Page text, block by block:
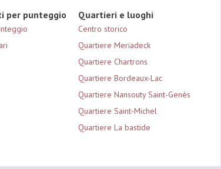
per punteggio Quartieri e luoghi
Centro storico
Quartiere Meriadeck
Quartiere Chartrons
Quartiere Bordeaux-Lac
Quartiere Nansouty Saint-Genès
Quartiere Saint-Michel
Quartiere La bastide